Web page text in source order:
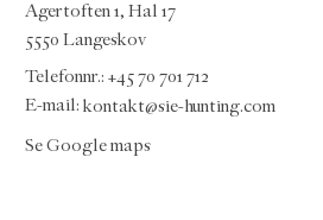
Agertoften 1, Hal 17
5550 Langeskov
Telefonnr.: +45 70 701 712
E-mail: kontakt@sie-hunting.com
Se Google maps